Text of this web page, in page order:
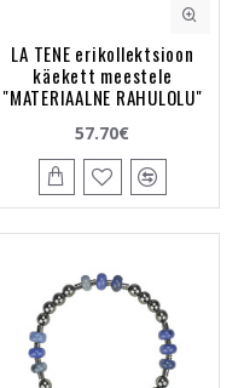
LA TENE erikollektsioon
käekett meestele
"MATERIAALNE RAHULOLU"
57.70€